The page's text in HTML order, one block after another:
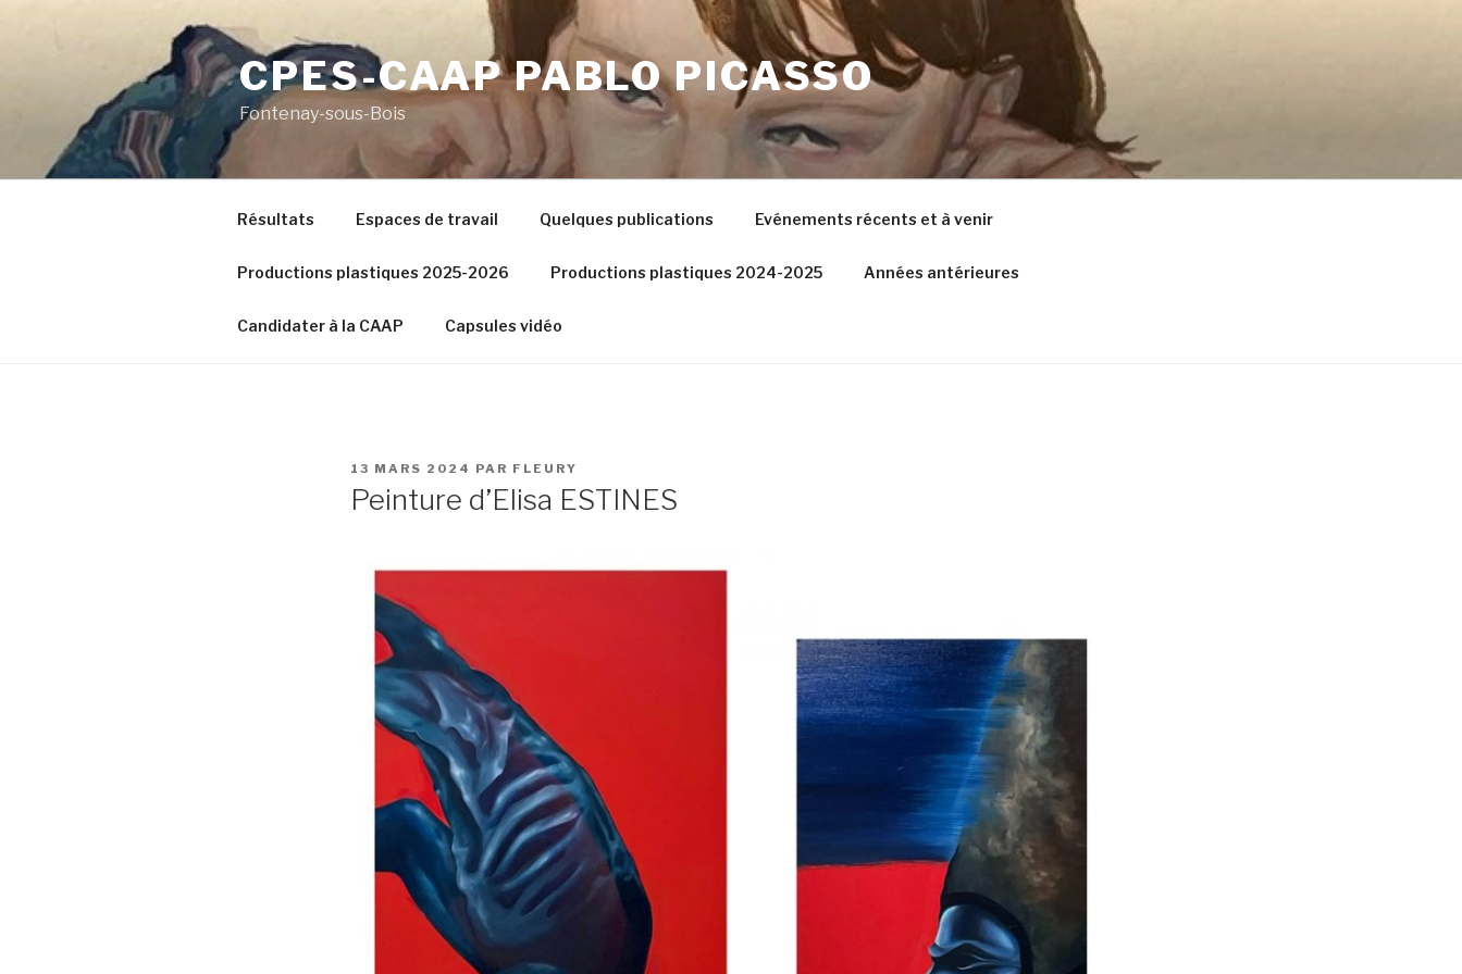
CPES-CAAP PABLO PICASSO
Fontenay-sous-Bois
Résultats Espaces de travail Quelques publications Evénements récents et à venir
Productions plastiques 2025-2026 Productions plastiques 2024-2025 Années antérieures
Candidater à la CAAP Capsules vidéo
PUBLIÉ
13 MARS 2024 PAR FLEURY
Peinture d’Elisa ESTINES